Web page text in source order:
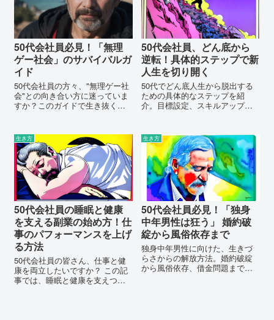
50代会社員必見！「無理
ゲー社会」のサバイバルガ
イド
50代会社員の方々、"無理ゲー社
会"との向き合い方に迷っていま
すか？このガイドで生き抜くヒ
50代会社員、どん底から
逆転！具体的ステップで新
人生を切り開く
50代でどん底人生から脱出する
ための具体的なステップを紹
介。目標設定、スキルアップ、
し、新たな人生を歩む方法を探
る。
生き方
50代会社員の睡眠と健康
を支える副業の始め方！仕
事のパフォーマンスを上げ
る方法
50代会社員の皆さん、仕事と健
康を両立したいですか？ この記
事では、睡眠と健康を支えつつ
生き方
50代会社員必見！「独身
中年男性は狂う」 婚約破
綻から風俗依存まで
独身中年男性に向けた、生きづ
らさからの解放方法。婚約破綻
から風俗依存、借金問題まで、